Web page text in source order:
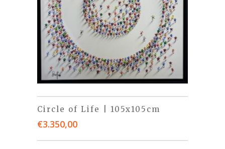
Circle of Life | 105x105cm
€3.350,00